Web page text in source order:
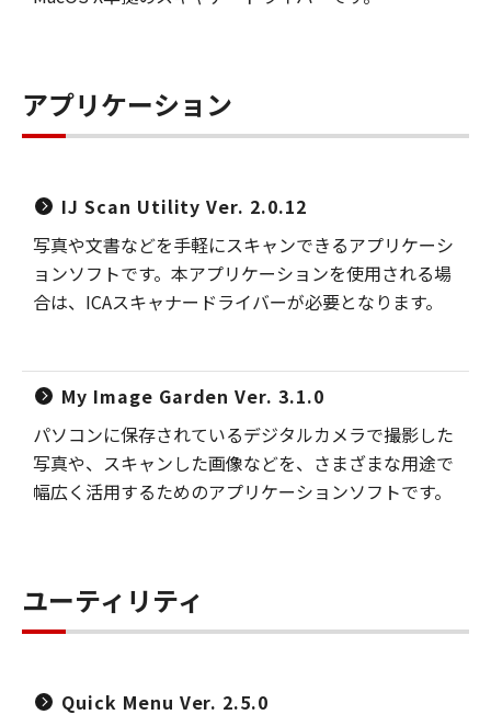
アプリケーション
IJ Scan Utility Ver. 2.0.12
写真や文書などを手軽にスキャンできるアプリケーシ
ョンソフトです。本アプリケーションを使用される場
合は、ICAスキャナードライバーが必要となります。
My Image Garden Ver. 3.1.0
パソコンに保存されているデジタルカメラで撮影した
写真や、スキャンした画像などを、さまざまな用途で
幅広く活用するためのアプリケーションソフトです。
ユーティリティ
Quick Menu Ver. 2.5.0